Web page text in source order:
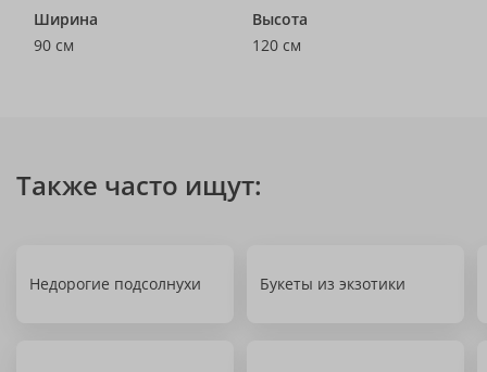
Ширина
90 см
Высота
120 см
Также часто ищут:
Недорогие подсолнухи Букеты из экзотики